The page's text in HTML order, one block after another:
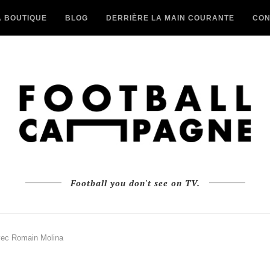
BOUTIQUE BLOG DERRIÈRE LA MAIN COURANTE
Football you don't see on TV.
Romain Molina